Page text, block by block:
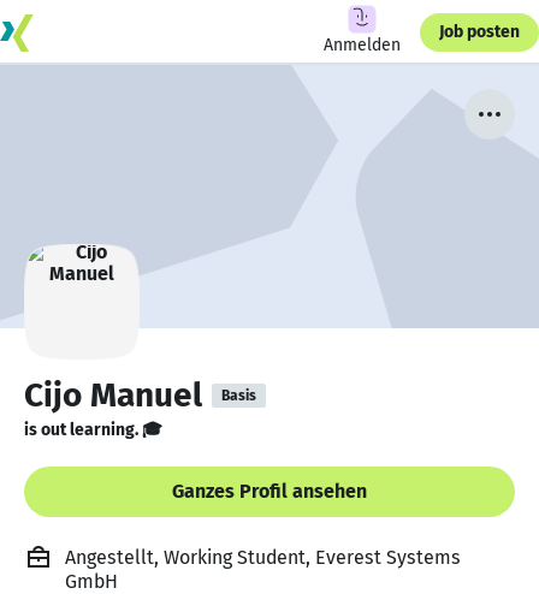
Anmelden
Job posten
Cijo Manuel Basis
is out learning. 🎓
Ganzes Profil ansehen
Angestellt, Working Student, Everest Systems
GmbH